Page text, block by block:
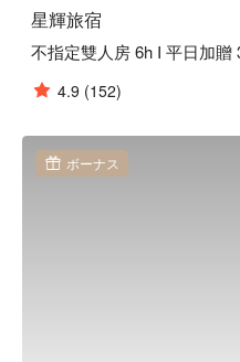
星輝旅宿
不指定雙人房 6h I 平日加贈
4.9 (152)
ボーナス